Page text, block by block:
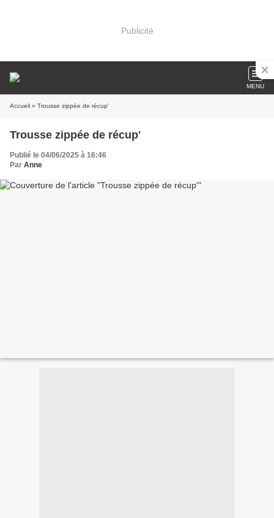
Publicité
MENU
Accueil » Trousse zippée de récup'
Trousse zippée de récup'
Publié le 04/06/2025 à 16:46
Par Anne